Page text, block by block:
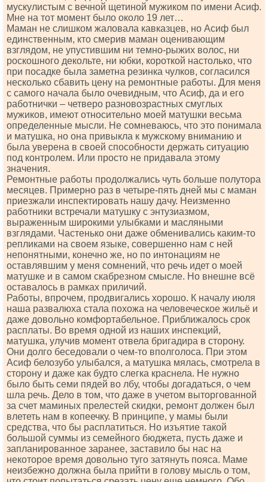
мускулистым с вечной щетиной мужиком по имени Асиф.
Мне на тот момент было около 19 лет…
Маман не слишком жаловала кавказцев, но Асиф был
единственным, кто смерив маман оценивающим
взглядом, не упустившим ни темно-рыжих волос, ни
роскошного декольте, ни юбки, короткой настолько, что
при посадке была заметна резинка чулков, согласился
несколько сбавить цену на ремонтные работы. Для меня
с самого начала было очевидным, что Асиф, да и его
работнички – четверо разновозрастных смуглых
мужиков, имеют относительно моей матушки весьма
определенные мысли. Не сомневаюсь, что это понимала
и матушка, но она привыкла к мужскому вниманию и
была уверена в своей способности держать ситуацию
под контролем. Или просто не придавала этому
значения.
Ремонтные работы продолжались чуть больше полутора
месяцев. Примерно раз в четыре-пять дней мы с маман
приезжали инспектировать нашу дачу. Неизменно
работники встречали матушку с энтузиазмом,
выраженным широкими улыбками и масляными
взглядами. Частенько они даже обменивались каким-то
репликами на своем языке, совершенно нам с ней
непонятными, конечно же, но по интонациям не
оставлявшим у меня сомнений, что речь идет о моей
матушке и в самом скабрезном смысле. Но внешне всё
оставалось в рамках приличий.
Работы, впрочем, продвигались хорошо. К началу июля
наша развалюха стала похожа на человеческое жильё и
даже довольно комфортабельное. Приближалось срок
расплаты. Во время одной из наших инспекций,
матушка, улучив момент отвела бригадира в сторону.
Они долго беседовали о чем-то вполголоса. При этом
Асиф белозубо улыбался, а матушка мялась, смотрела в
сторону и даже как будто слегка краснела. Не нужно
было быть семи пядей во лбу, чтобы догадаться, о чем
шла речь. Дело в том, что даже в учетом выторгованной
за счет маминых прелестей скидки, ремонт должен был
влететь нам в копеечку. В принципе, у мамы были
средства, что бы расплатиться. Но изъятие такой
большой суммы из семейного бюджета, пусть даже и
запланированное заранее, заставило бы нас на
некоторое время довольно туго затянуть пояса. Маме
неизбежно должна была прийти в голову мысль о том,